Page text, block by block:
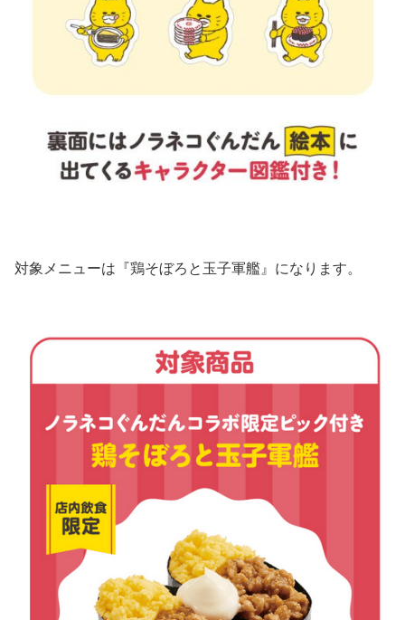
対象メニューは『鶏そぼろと玉子軍艦』になります。